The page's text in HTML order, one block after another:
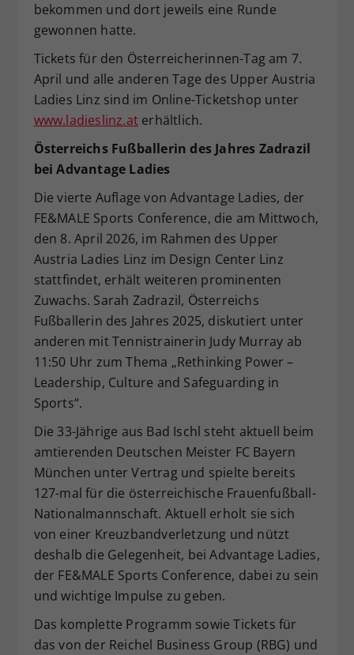
bekommen und dort jeweils eine Runde
gewonnen hatte.
Tickets für den Österreicherinnen-Tag am 7.
April und alle anderen Tage des Upper Austria
Ladies Linz sind im Online-Ticketshop unter
www.ladieslinz.aterhältlich.
Österreichs Fußballerin des Jahres Zadrazil
bei Advantage Ladies
Die vierte Auflage von Advantage Ladies, der
FE&MALE Sports Conference, die am Mittwoch,
den 8. April 2026, im Rahmen des Upper
Austria Ladies Linz im Design Center Linz
stattfindet, erhält weiteren prominenten
Zuwachs. Sarah Zadrazil, Österreichs
Fußballerin des Jahres 2025, diskutiert unter
anderen mit Tennistrainerin Judy Murray ab
11:50 Uhr zum Thema „Rethinking Power –
Leadership, Culture and Safeguarding in
Sports“.
Die 33-Jährige aus Bad Ischl steht aktuell beim
amtierenden Deutschen Meister FC Bayern
München unter Vertrag und spielte bereits
127-mal für die österreichische Frauenfußball-
Nationalmannschaft. Aktuell erholt sie sich
von einer Kreuzbandverletzung und nützt
deshalb die Gelegenheit, bei Advantage Ladies,
der FE&MALE Sports Conference, dabei zu sein
und wichtige Impulse zu geben.
Das komplette Programm sowie Tickets für
das von der Reichel Business Group (RBG) und